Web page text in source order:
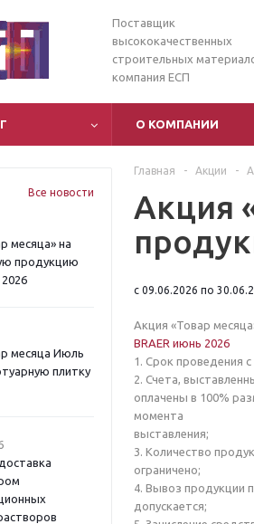
Поставщик
высококачественных
строительных
компания ЕСП
О КОМПАНИИ
Все новости
месяца» на
продукцию
месяца Июль
плитку
Главная - Акции -
Акция
с 09.06.2026 по
Акция «Товар
BRAER июнь 2026
1. Срок проведения с
2. Счета,
оплачены в 100%
момента
выставления;
3. Количество
ограничено;
4. Вывоз продукции
допускается;